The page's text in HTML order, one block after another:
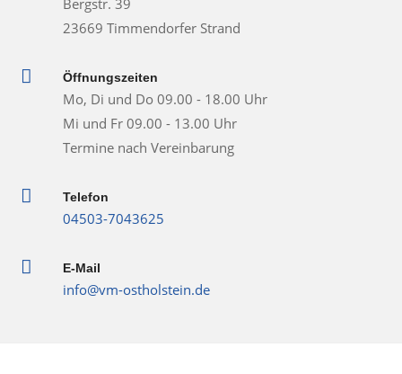
23669 Timmendorfer Strand
 Öffnungszeiten
Mo, Di und Do 09.00 - 18.00 Uhr
Mi und Fr 09.00 - 13.00 Uhr
Termine nach Vereinbarung
 Telefon
04503-7043625
 E-Mail
info@vm-ostholstein.de